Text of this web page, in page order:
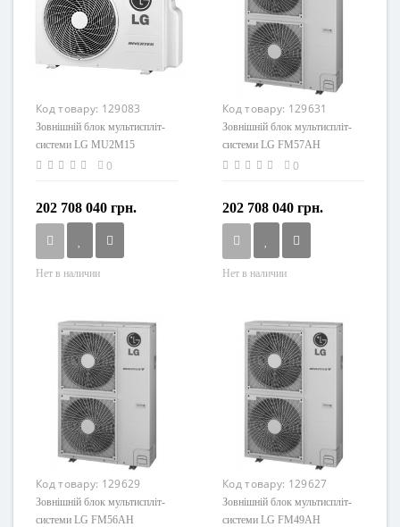
Код товару: 129083
Зовнішній блок мультиспліт-
системи LG MU2M15
0
202 708 040 грн.
Нет в наличии
Код товару: 129631
Зовнішній блок мультиспліт-
системи LG FM57AH
0
202 708 040 грн.
Нет в наличии
Код товару: 129629
Зовнішній блок мультиспліт-
системи LG FM56AH
Код товару: 129627
Зовнішній блок мультиспліт-
системи LG FM49AH